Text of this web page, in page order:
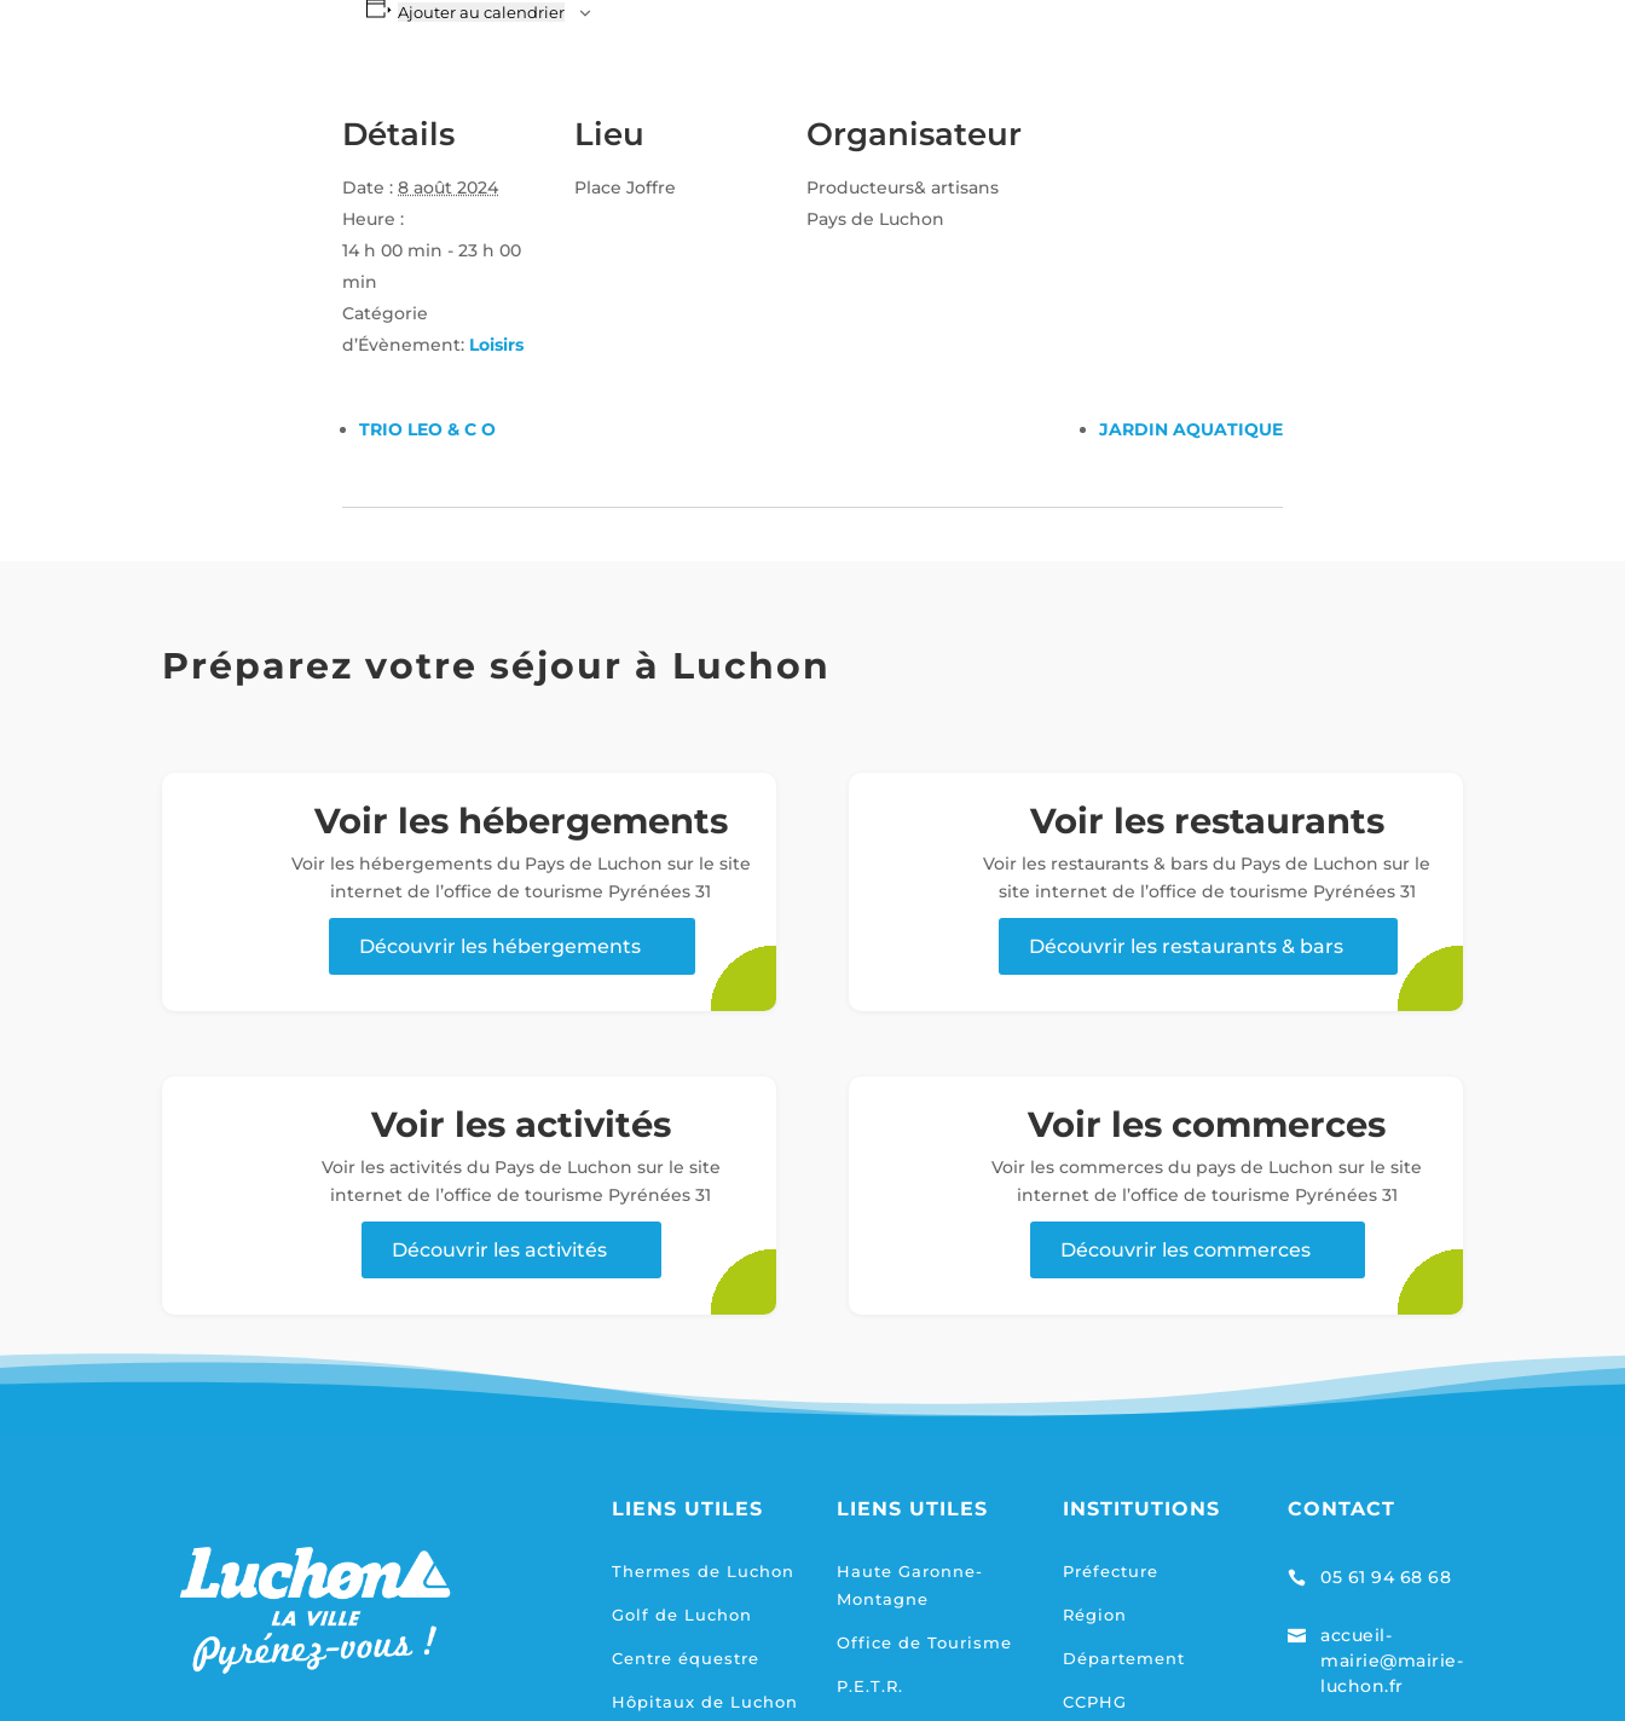
Ajouter au calendrier
Détails
Date : 8 août 2024
Heure :
14 h 00 min - 23 h 00
min
Catégorie
d’Évènement: Loisirs
Lieu
Place Joffre
Organisateur
Producteurs& artisans
Pays de Luchon
TRIO LEO & C O JARDIN AQUATIQUE
Préparez votre séjour à Luchon
Voir les hébergements
Voir les hébergements du Pays de Luchon sur le site
internet de l’office de tourisme Pyrénées 31
Découvrir les hébergements
Voir les restaurants
Voir les restaurants & bars du Pays de Luchon sur le
site internet de l’office de tourisme Pyrénées 31
Découvrir les restaurants & bars
Voir les activités
Voir les activités du Pays de Luchon sur le site
internet de l’office de tourisme Pyrénées 31
Découvrir les activités
Voir les commerces
Voir les commerces du pays de Luchon sur le site
internet de l’office de tourisme Pyrénées 31
Découvrir les commerces
LIENS UTILES
Thermes de Luchon
Golf de Luchon
Centre équestre
Hôpitaux de Luchon
LIENS UTILES
Haute Garonne-
Montagne
Office de Tourisme
P.E.T.R.
INSTITUTIONS
Préfecture
Région
Département
CCPHG
CONTACT
 05 61 94 68 68

accueil-
mairie@mairie-
luchon.fr